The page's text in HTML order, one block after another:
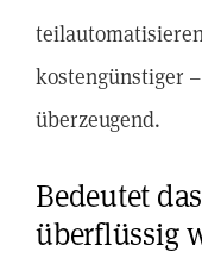
kostengünstiger
überzeugend.
Bedeutet
überflüssig